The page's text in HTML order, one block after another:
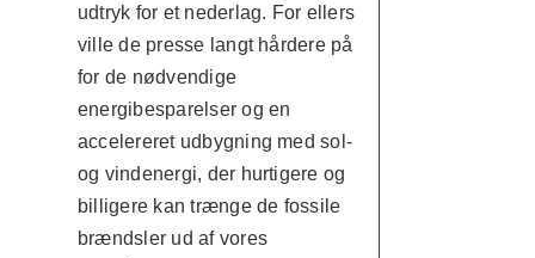
udtryk for et nederlag. For ellers
ville de presse langt hårdere på
for de nødvendige
energibesparelser og en
accelereret udbygning med sol-
og vindenergi, der hurtigere og
billigere kan trænge de fossile
brændsler ud af vores